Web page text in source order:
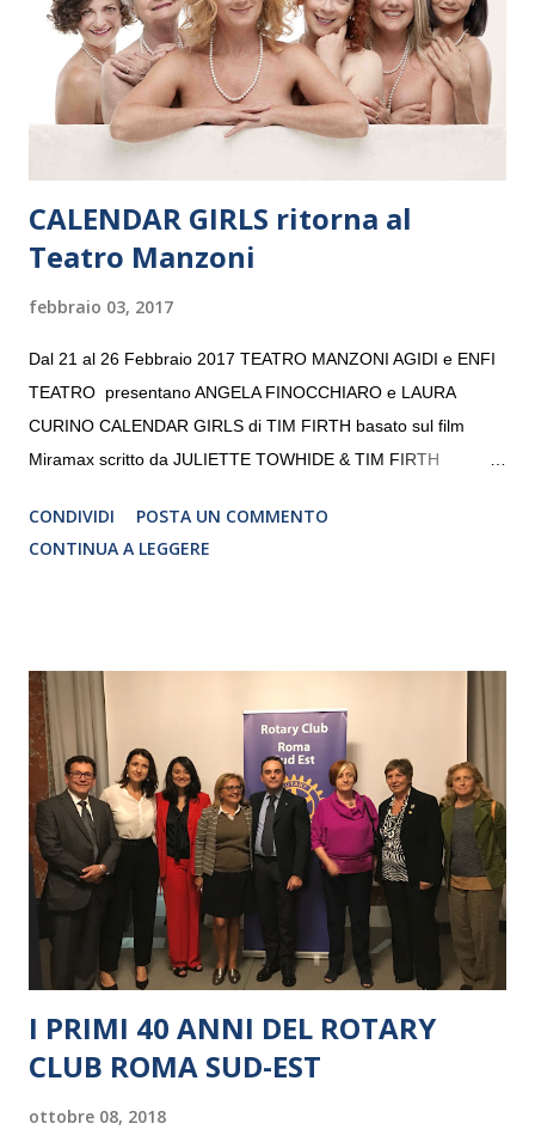
giovani artisti della Baltic Sea Youth Philharmonic per la quarta
volta. L’orchestra, fondata nel 2008 da Kristjan Järvi (affiancato
da un prestigioso consiglio di consulent...
CALENDAR GIRLS ritorna al
Teatro Manzoni
febbraio 03, 2017
Dal 21 al 26 Febbraio 2017 TEATRO MANZONI AGIDI e ENFI
TEATRO presentano ANGELA FINOCCHIARO e LAURA
CURINO CALENDAR GIRLS di TIM FIRTH basato sul film
Miramax scritto da JULIETTE TOWHIDE & TIM FIRTH
CRISTINA PEZZOLI
CONDIVIDI
POSTA UN COMMENTO
CONTINUA A LEGGERE
I PRIMI 40 ANNI DEL ROTARY
CLUB ROMA SUD-EST
ottobre 08, 2018